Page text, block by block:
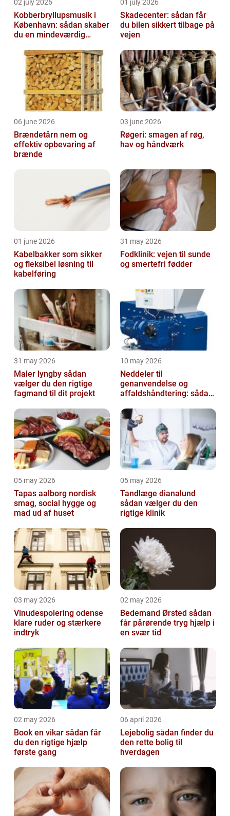
02 july 2026
Kobberbryllupsmusik i
København: sådan skaber
du en mindeværdig
01 july 2026
Skadecenter: sådan får
du bilen sikkert tilbage på
vejen
06 june 2026
Brændetårn nem og
effektiv opbevaring af
brænde
03 june 2026
Røgeri: smagen af røg,
hav og håndværk
01 june 2026
Kabelbakker som sikker
og fleksibel løsning til
kabelføring
31 may 2026
Fodklinik: vejen til sunde
og smertefri fødder
31 may 2026
Maler lyngby sådan
vælger du den rigtige
fagmand til dit projekt
10 may 2026
Neddeler til
genanvendelse og
affaldshåndtering: sådan
05 may 2026
Tapas aalborg nordisk
smag, social hygge og
mad ud af huset
05 may 2026
Tandlæge dianalund
sådan vælger du den
rigtige klinik
03 may 2026
Vinudespolering odense
klare ruder og stærkere
indtryk
02 may 2026
Bedemand Ørsted sådan
får pårørende tryg hjælp i
en svær tid
02 may 2026
Book en vikar sådan får
du den rigtige hjælp
første gang
06 april 2026
Lejebolig sådan finder du
den rette bolig til
hverdagen